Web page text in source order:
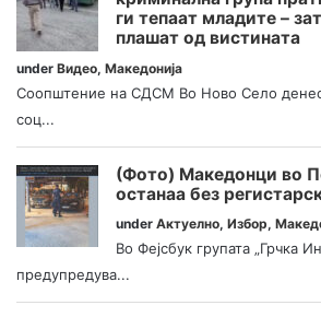
ги тепаат младите –
плашат од вистината
under Видео, Македонија
Соопштение на СДСМ Во Ново Село
соц...
(Фото) Македонци во
останаа без
under Актуелно, Избор,
Во Фејсбук групата „Грчка
предупредува...